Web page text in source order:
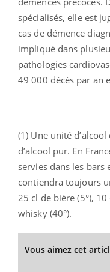
spécialisés, elle est
cas de démence
impliqué dans
pathologies
49 000 décès par an
(1) Une unité
d’alcool pur. En
servies dans les bars
contiendra toujours
25 cl de bière (5°),
whisky (40°).
Vous aimez cet